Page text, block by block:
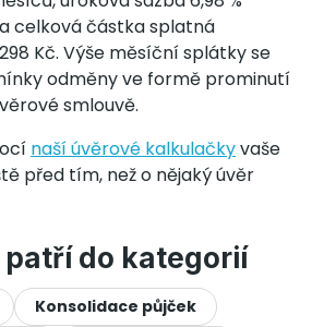
a celková částka splatná
Kč. Výše měsíční splátky se
odměny ve formě prominutí
smlouvě.
naší úvěrové kalkulačkyvaše
před tím, než o nějaký úvěr
patří do kategorií
Konsolidace půjček